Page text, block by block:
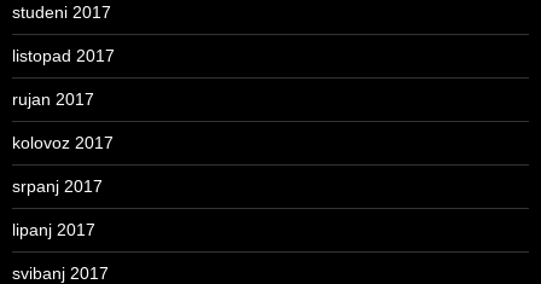
studeni 2017
listopad 2017
rujan 2017
kolovoz 2017
srpanj 2017
lipanj 2017
svibanj 2017